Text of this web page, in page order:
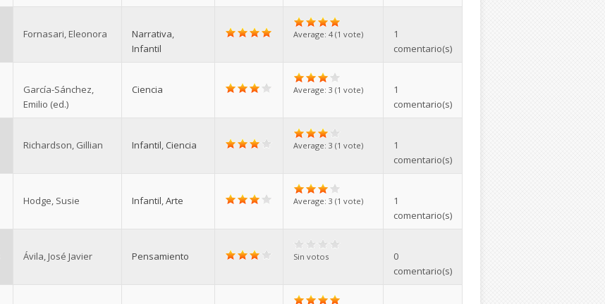
Fornasari, Eleonora Narrativa
Infantil
Average: 4 (1 vote)
1
comentario(s)
García-Sánchez,
Emilio (ed.)
Ciencia Average: 3 (1 vote)
1
comentario(s)
Richardson, Gillian Infantil Ciencia Average: 3 (1 vote)
1
comentario(s)
Hodge, Susie Infantil Arte Average: 3 (1 vote)
1
comentario(s)
Ávila, José Javier Pensamiento Sin votos
0
comentario(s)